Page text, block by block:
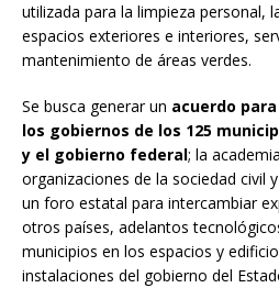
utilizada para la limpieza personal,
espacios exteriores e interiores,
mantenimiento de áreas verdes.
Se busca generar un acuerdo
los gobiernos de los 125
y el gobierno federal; la
organizaciones de la sociedad civil
un foro estatal para intercambiar
otros países, adelantos
municipios en los espacios y
instalaciones del gobierno del